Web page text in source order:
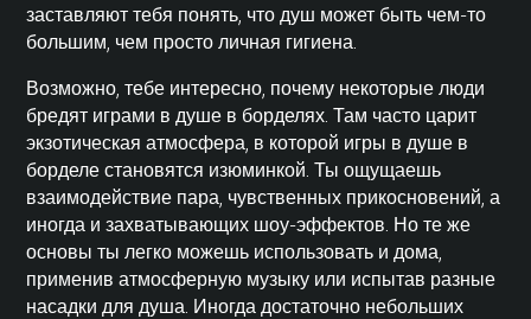
заставляют тебя понять, что душ может быть чем-то
большим, чем просто личная гигиена.
Возможно, тебе интересно, почему некоторые люди
бредят играми в душе в борделях. Там часто царит
экзотическая атмосфера, в которой игры в душе в
борделе становятся изюминкой. Ты ощущаешь
взаимодействие пара, чувственных прикосновений, а
иногда и захватывающих шоу-эффектов. Но те же
основы ты легко можешь использовать и дома,
применив атмосферную музыку или испытав разные
насадки для душа. Иногда достаточно небольших